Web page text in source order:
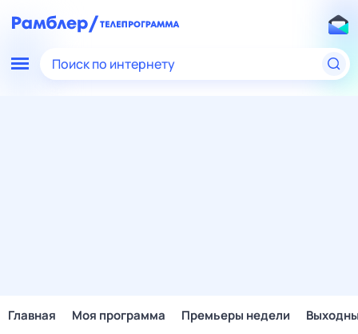
Поиск по интернету
Главная Моя программа Премьеры недели